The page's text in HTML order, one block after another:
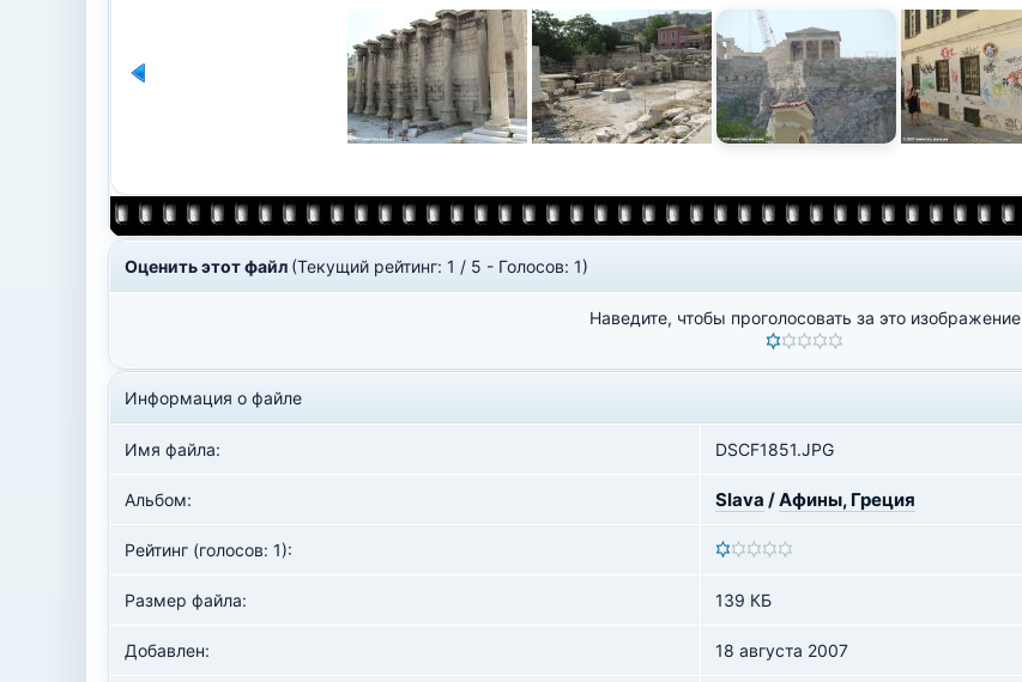
Оценить этот файл (Текущий рейтинг: 1 / 5 - Голосов: 1)
Наведите, чтобы проголосовать за это изображение
Информация о файле
Имя файла: DSCF1851.JPG
Альбом: Slava /Афины, Греция
Рейтинг (голосов: 1):
Размер файла: 139 КБ
Добавлен: 18 августа 2007